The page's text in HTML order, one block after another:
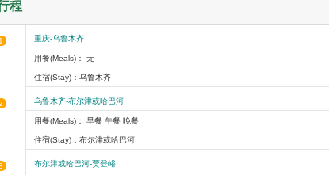
程
重庆-乌鲁木齐
用餐(Meals)： 无
住宿(Stay)：乌鲁木齐
乌鲁木齐-布尔津或哈巴河
用餐(Meals)： 早餐 午餐 晚餐
住宿(Stay)：布尔津或哈巴河
布尔津或哈巴河-贾登峪